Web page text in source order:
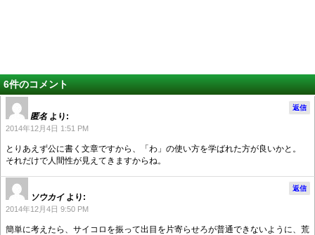
6件のコメント
匿名 より:
2014年12月4日 1:51 PM
とりあえず公に書く文章ですから、「わ」の使い方を学ばれた方が良いかと。
それだけで人間性が見えてきますからね。
返信
ソウカイ より:
2014年12月4日 9:50 PM
簡単に考えたら、サイコロを振って出目を片寄らせろが普通できないように、荒
返信